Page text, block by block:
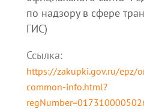
по надзору в сфере
ГИС)
Ссылка:
https://zakupki.gov.ru/epz/
common-info.html?